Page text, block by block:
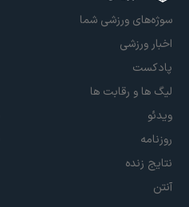
سوژه‌های ورزشی شما
اخبار ورزشی
پادکست
لیگ ها و رقابت ها
ویدئو
روزنامه
نتایج زنده
آنتن